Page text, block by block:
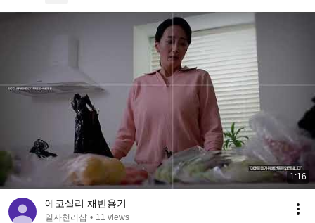
1:16
에코실리 채반용기
일사천리샵 • 11 views